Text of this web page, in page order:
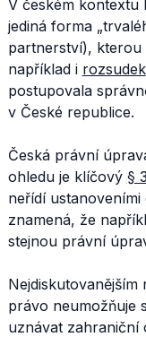
V českém kontextu
jediná forma
partnerství), kterou
například i rozsudek
postupovala
v České republice.
Česká právní
ohledu je klíčový §
neřídí
znamená, že
stejnou právní
právo neumožňuje
uznávat zahraniční